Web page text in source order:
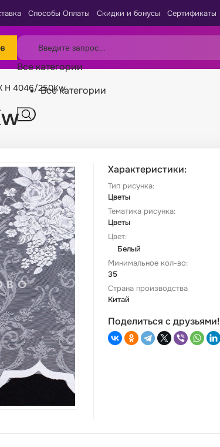
Способы Оплаты Скидки и бонусы Сертификаты
Все категории
Все категории
H 4046/250Kw
Характеристики:
Тип рисунка:
Цветы
Тематика рисунка:
Цветы
Цвет:
Белый
Минимальное кол-во:
35
Страна производства
Китай
Поделиться с друзьями!